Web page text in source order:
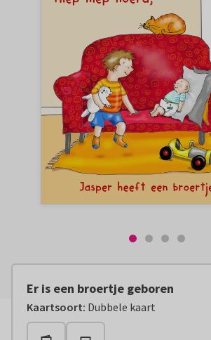
Er is een broertje geboren
Kaartsoort: Dubbele kaart
Vanaf:€ 2,79 excl. verzendkosten